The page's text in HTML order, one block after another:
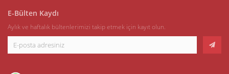
E-Bülten Kaydı
Aylık ve haftalık bültenlerimizi takip etmek için kayıt olun.